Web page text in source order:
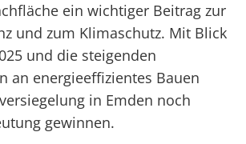
ein wichtiger Beitrag zur
und zum Klimaschutz. Mit Blick
und die steigenden
an energieeffizientes Bauen
in Emden noch
gewinnen.